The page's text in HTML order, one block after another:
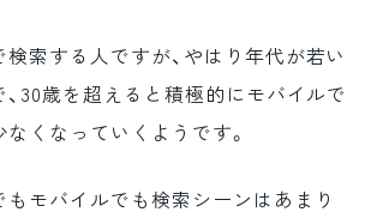
検索する人ですが、やはり年代が若い
、30歳を超えると積極的にモバイルで
くなっていくようです。
もモバイルでも検索シーンはあまり